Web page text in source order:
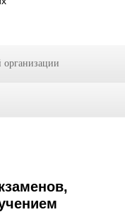
организации